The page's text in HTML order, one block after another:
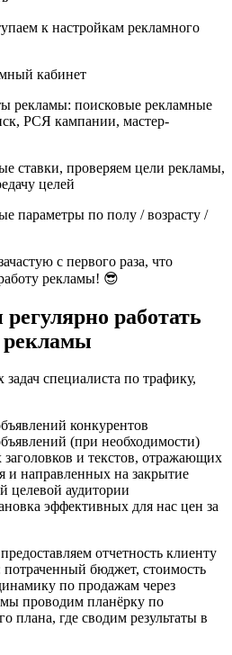
к настройкам рекламного
кабинет
рекламы: поисковые рекламные
РСЯ кампании, мастер-
ставки, проверяем цели рекламы,
целей
параметры по полу / возрасту /
с первого раза, что
рекламы! 😎
работать
рекламы
специалиста по трафику,
конкурентов
(при необходимости)
и текстов, отражающих
и направленных на закрытие
целевой аудитории
эффективных для нас цен за
отчетность клиенту
бюджет, стоимость
по продажам через
проводим планёрку по
плана, где сводим результаты в